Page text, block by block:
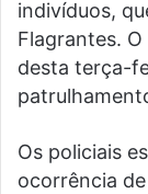
indivíduos,
Flagrantes.
desta terça-
Os policiais
ocorrência